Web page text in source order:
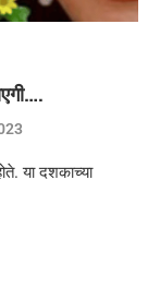
या दशकाच्या